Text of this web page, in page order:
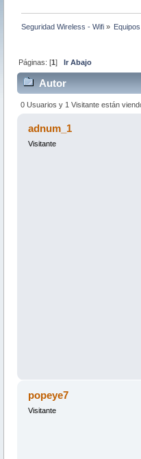
Seguridad Wireless - Wifi »
Páginas: [1]Ir Abajo
Autor
0 Usuarios y 1 Visitante están
adnum_1
Visitante
popeye7
Visitante